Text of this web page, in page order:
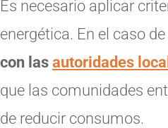
Es necesario aplicar
energética. En el caso
con las autoridades
que las comunidades
de reducir consumos.